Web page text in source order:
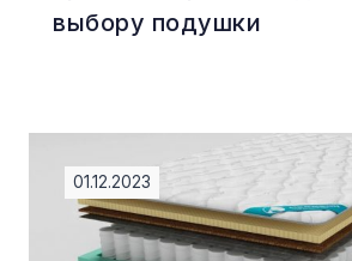
выбору подушки
01.12.2023